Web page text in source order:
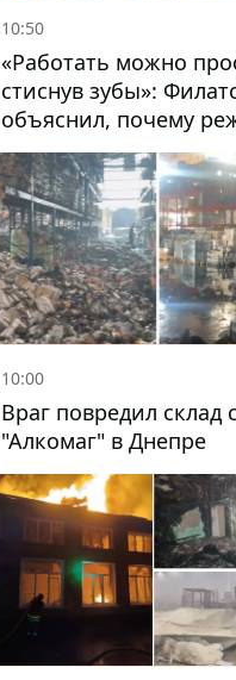
10:50
«Работать можно
стиснув зубы»:
объяснил, почему
пишет в соцсетях и
раскритиковал
чиновников
10:00
Враг повредил склад
"Алкомаг" в Днепре